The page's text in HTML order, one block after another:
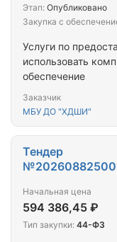
Услуги по
использовать
обеспечение
Заказчик
МБУ ДО "ХДШИ"
Этап: Опубликовано
Закупка с
Тендер
Начальная цена
594 386,45 ₽
Тип закупки: 44-ФЗ